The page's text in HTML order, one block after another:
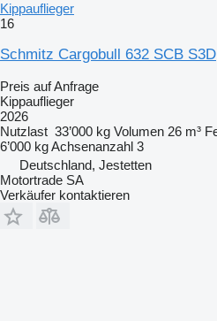
Kippauflieger
16
Schmitz Cargobull 632 SCB S3D
Preis auf Anfrage
Kippauflieger
2026
Nutzlast 33’000 kg Volumen 26 m³
6’000 kgAchsenanzahl 3
Deutschland, Jestetten
Motortrade SA
Verkäufer kontaktieren